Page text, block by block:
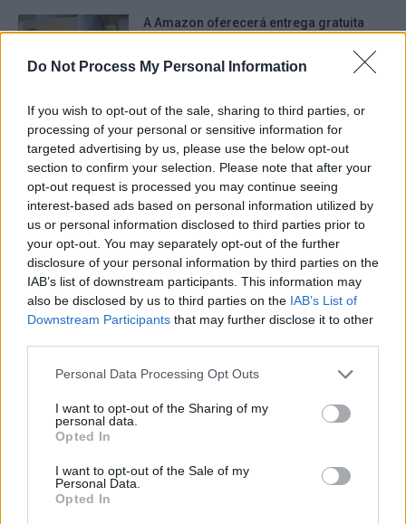
Do Not Process My Personal Information
If you wish to opt-out of the sale, sharing to third parties, or
processing of your personal or sensitive information for
targeted advertising by us, please use the below opt-out
section to confirm your selection. Please note that after your
opt-out request is processed you may continue seeing
interest-based ads based on personal information utilized by
us or personal information disclosed to third parties prior to
your opt-out. You may separately opt-out of the further
disclosure of your personal information by third parties on the
IAB’s list of downstream participants. This information may
also be disclosed by us to third parties on the IAB’s List of
Downstream Participants that may further disclose it to other
Personal Data Processing Opt Outs
I want to opt-out of the Sharing of my
personal data.
Opted In
I want to opt-out of the Sale of my
Personal Data.
Opted In
A Amazon oferecerá entrega gratuita
para aqueles que não são assinantes do
serviço Prime.
Facebook reconhece que não tomou
medidas adequadas para prevenir a
disseminação de conteúdo violento em
Myanmar.
setembro 15, 2025
MELHORES DO DIA
Análise do Anki Vector: Um robô
compacto com uma personalidade
setembro 18, 2025
junho 7, 2025